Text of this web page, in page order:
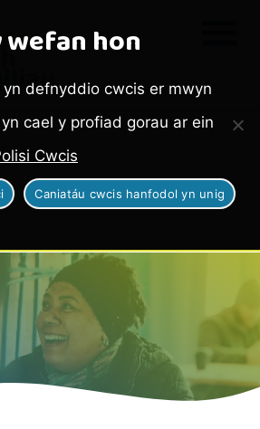
wefan hon
defnyddio cwcis er mwyn
cael y profiad gorau ar ein
Cwcis
Caniatáu cwcis hanfodol yn unig